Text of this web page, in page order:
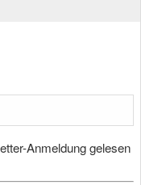
Anmeldung gelesen